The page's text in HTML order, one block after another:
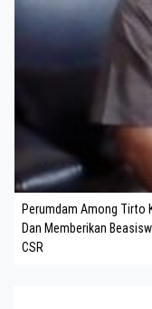
Perumdam Among Tirto
Dan Memberikan
CSR